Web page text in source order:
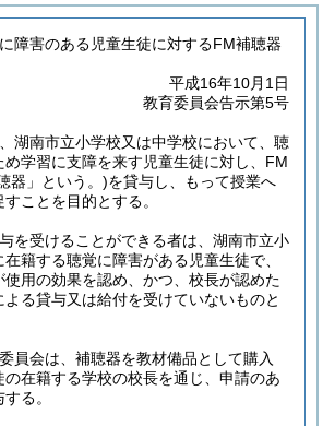
障害のある児童生徒に対するFM補聴器
平成16年10月1日
教育委員会告示第5号
湖南市立小学校又は中学校において、聴
学習に支障を来す児童生徒に対し、FM
器」という。)を貸与し、もって授業へ
ことを目的とする。
を受けることができる者は、湖南市立小
籍する聴覚に障害がある児童生徒で、
使用の効果を認め、かつ、校長が認めた
る貸与又は給付を受けていないものと
員会は、補聴器を教材備品として購入
の在籍する学校の校長を通じ、申請のあ
る。